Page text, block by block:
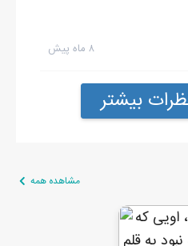
۸ ماه پیش
مشاهده همه